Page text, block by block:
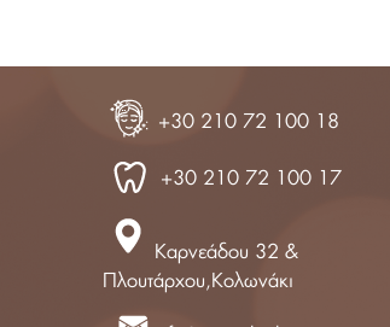
+30 210 72 100 18
+30 210 72 100 17
Καρνεάδου 32 &
Πλουτάρχου,Κολωνάκι